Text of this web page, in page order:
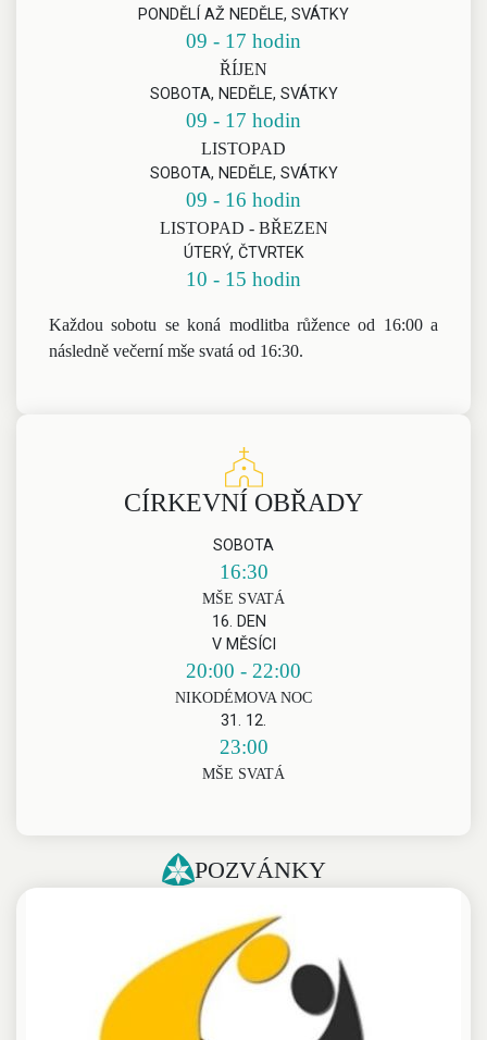
PONDĚLÍ AŽ NEDĚLE, SVÁTKY
09 - 17 hodin
ŘÍJEN
SOBOTA, NEDĚLE, SVÁTKY
09 - 17 hodin
LISTOPAD
SOBOTA, NEDĚLE, SVÁTKY
09 - 16 hodin
LISTOPAD - BŘEZEN
ÚTERÝ, ČTVRTEK
10 - 15 hodin
Každou sobotu se koná modlitba růžence od 16:00 a
následně večerní mše svatá od 16:30.
CÍRKEVNÍ OBŘADY
SOBOTA
16:30
MŠE SVATÁ
16. DEN
V MĚSÍCI
20:00 - 22:00
NIKODÉMOVA NOC
31. 12.
23:00
MŠE SVATÁ
POZVÁNKY